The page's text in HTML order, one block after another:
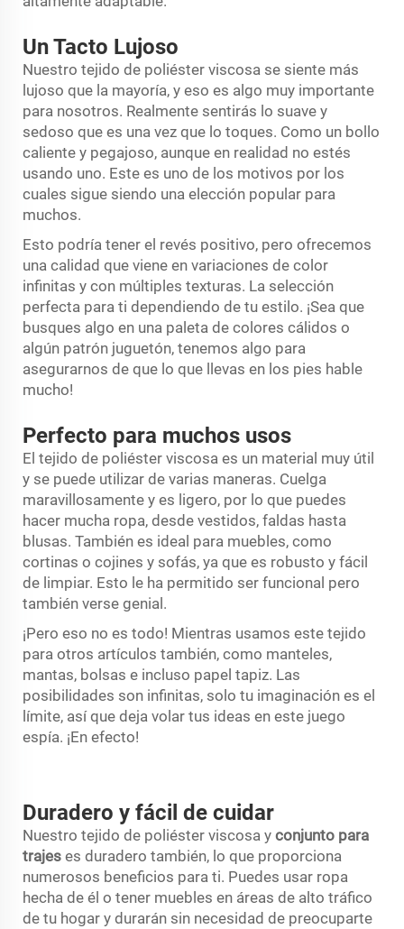
Un Tacto Lujoso
Nuestro tejido de poliéster viscosa se siente más
lujoso que la mayoría, y eso es algo muy importante
para nosotros. Realmente sentirás lo suave y
sedoso que es una vez que lo toques. Como un bollo
caliente y pegajoso, aunque en realidad no estés
usando uno. Este es uno de los motivos por los
cuales sigue siendo una elección popular para
muchos.
Esto podría tener el revés positivo, pero ofrecemos
una calidad que viene en variaciones de color
infinitas y con múltiples texturas. La selección
perfecta para ti dependiendo de tu estilo. ¡Sea que
busques algo en una paleta de colores cálidos o
algún patrón juguetón, tenemos algo para
asegurarnos de que lo que llevas en los pies hable
mucho!
Perfecto para muchos usos
El tejido de poliéster viscosa es un material muy útil
y se puede utilizar de varias maneras. Cuelga
maravillosamente y es ligero, por lo que puedes
hacer mucha ropa, desde vestidos, faldas hasta
blusas. También es ideal para muebles, como
cortinas o cojines y sofás, ya que es robusto y fácil
de limpiar. Esto le ha permitido ser funcional pero
también verse genial.
¡Pero eso no es todo! Mientras usamos este tejido
para otros artículos también, como manteles,
mantas, bolsas e incluso papel tapiz. Las
posibilidades son infinitas, solo tu imaginación es el
límite, así que deja volar tus ideas en este juego
espía. ¡En efecto!
Duradero y fácil de cuidar
Nuestro tejido de poliéster viscosa y conjunto para
trajes es duradero también, lo que proporciona
numerosos beneficios para ti. Puedes usar ropa
hecha de él o tener muebles en áreas de alto tráfico
de tu hogar y durarán sin necesidad de preocuparte